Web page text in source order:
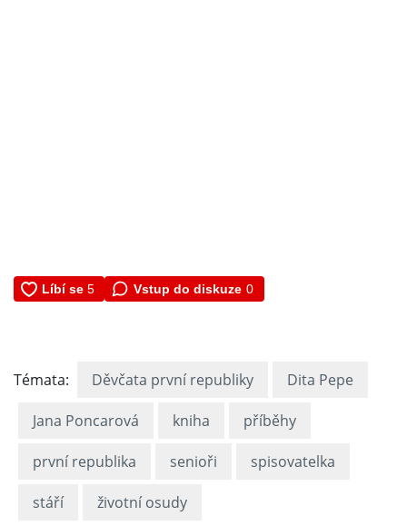
Vstup do diskuze 0
Témata: Děvčata první republiky Dita Pepe
Jana Poncarová kniha příběhy
první republika senioři spisovatelka
stáří životní osudy